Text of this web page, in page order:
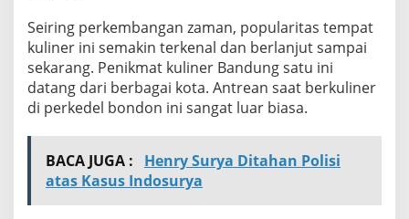
Seiring perkembangan zaman, popularitas tempat
kuliner ini semakin terkenal dan berlanjut sampai
sekarang. Penikmat kuliner Bandung satu ini
datang dari berbagai kota. Antrean saat berkuliner
di perkedel bondon ini sangat luar biasa.
BACA JUGA :
Henry Surya Ditahan Polisi
atas Kasus Indosurya